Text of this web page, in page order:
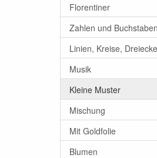
Florentiner
Zahlen und Buchstaben
Linien, Kreise, Dreiecke
Musik
Kleine Muster
Mischung
Mit Goldfolie
Blumen